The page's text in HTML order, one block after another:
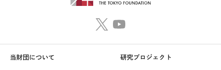
当財団について 研究プロジェクト